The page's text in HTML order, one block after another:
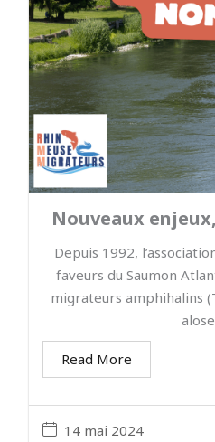
Nouveaux
14 mai 2024
Depuis 1992,
faveurs du Saumon
migrateurs amphihalins
Read More